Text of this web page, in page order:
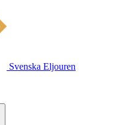
Svenska Eljouren